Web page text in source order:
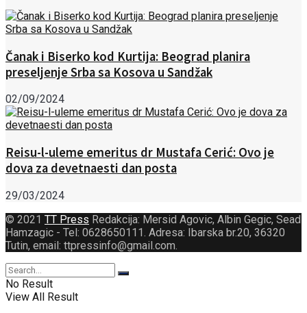
Čanak i Biserko kod Kurtija: Beograd planira
preseljenje Srba sa Kosova u Sandžak
02/09/2024
Reisu-l-uleme emeritus dr Mustafa Cerić: Ovo je
dova za devetnaesti dan posta
29/03/2024
© 2021 TT Press Redakcija: Mersid Agovic, Albin Gegic, Sead
Hamzagic - Tel: 0628650111. Adresa: Ibarska br.20, 36320
Tutin, email: ttpressinfo@gmail.com.
No Result
View All Result